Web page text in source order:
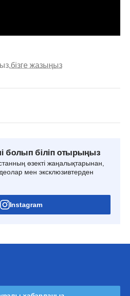
бізге жазыңыз
болып біліп отырыңыз
өзекті жаңалықтарынан,
мен эксклюзивтерден
Instagram